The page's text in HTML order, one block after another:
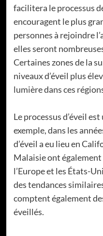
facilitera le processus
encouragent le plus
personnes à rejoindre
elles seront
Certaines zones de la
niveaux d’éveil plus
lumière dans ces
Le processus d’éveil
exemple, dans les
d’éveil a eu lieu en
Malaisie ont
l’Europe et les États-
des tendances
comptent également
éveillés.